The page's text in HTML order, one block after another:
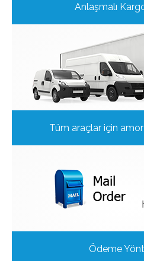
Anlaşmalı
Tüm araçlar için
Ödeme